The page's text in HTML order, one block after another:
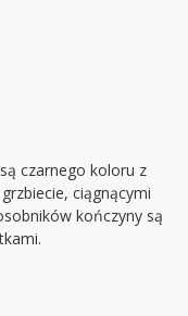
są czarnego koloru z
ciągnącymi
kończyny są